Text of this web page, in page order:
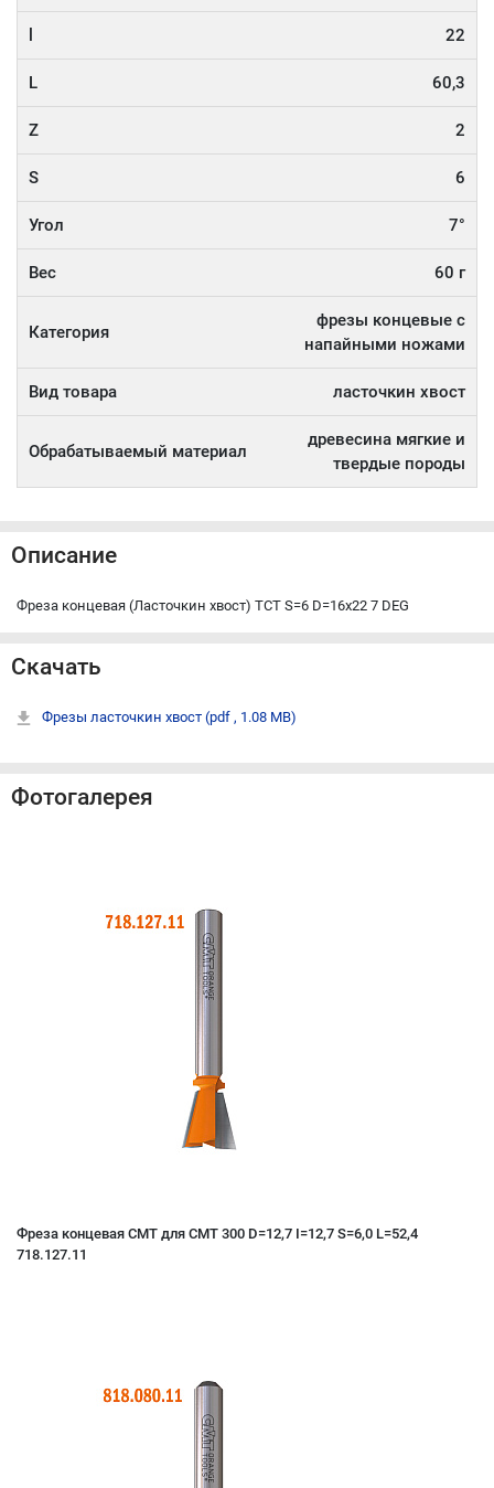
22
L 60,3
Z 2
S 6
Угол 7°
Вес 60 г
Категория
фрезы концевые с
напайными ножами
Вид товара ласточкин хвост
Обрабатываемый материал
древесина мягкие и
твердые породы
Описание
Фреза концевая (Ласточкин хвост) TCT S=6 D=16x22 7 DEG
Скачать
Фрезы ласточкин хвост (pdf , 1.08 MB)
Фотогалерея
Фреза концевая CMT для СМТ 300 D=12,7 I=12,7 S=6,0 L=52,4
718.127.11